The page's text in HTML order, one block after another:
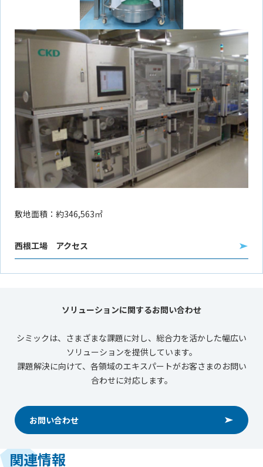
敷地面積：約346,563㎡
西根工場 アクセス
ソリューションに関するお問い合わせ
シミックは、さまざまな課題に対し、総合力を活かした幅広い
ソリューションを提供しています。
課題解決に向けて、各領域のエキスパートがお客さまのお問い
合わせに対応します。
お問い合わせ
関連情報